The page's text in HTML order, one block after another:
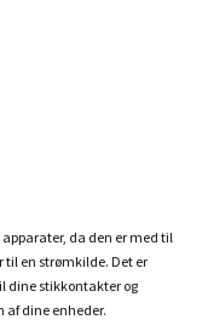
da den er med til
til en strømkilde. Det er
dine stikkontakter og
af dine enheder.